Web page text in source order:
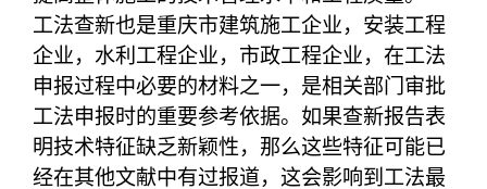
工法查新也是重庆市建筑施工企业，安装工程
企业，水利工程企业，市政工程企业，在工法
申报过程中必要的材料之一，是相关部门审批
工法申报时的重要参考依据。如果查新报告表
明技术特征缺乏新颖性，那么这些特征可能已
经在其他文献中有过报道，这会影响到工法最